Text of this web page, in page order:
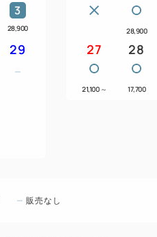
ス第１駐車場」また
ホテル裏手の「ホ
ご利用ください。
＜駐車場のご利用
い。
3
28,900
29
28,900
27
21,100 ～
28
17,700
販売なし